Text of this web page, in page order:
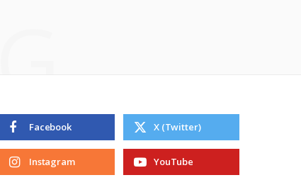
Facebook X (Twitter)
Instagram YouTube